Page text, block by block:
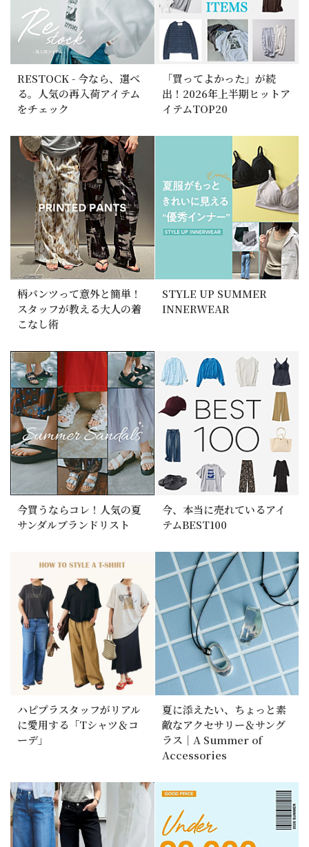
RESTOCK - 今なら、選べ
る。人気の再入荷アイテム
をチェック
「買ってよかった」が続
出！2026年上半期ヒットア
イテムTOP20
柄パンツって意外と簡単！
スタッフが教える大人の着
こなし術
STYLE UP SUMMER
INNERWEAR
今買うならコレ！人気の夏
サンダルブランドリスト
今、本当に売れているアイ
テムBEST100
ハピプラスタッフがリアル
に愛用する「Tシャツ＆コ
ーデ」
夏に添えたい、ちょっと素
敵なアクセサリー＆サング
ラス｜A Summer of
Accessories